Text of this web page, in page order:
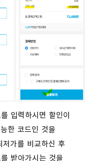
입력하시면 할인이
한 코드인 것을
가를 비교하신 후
받아가시는 것을